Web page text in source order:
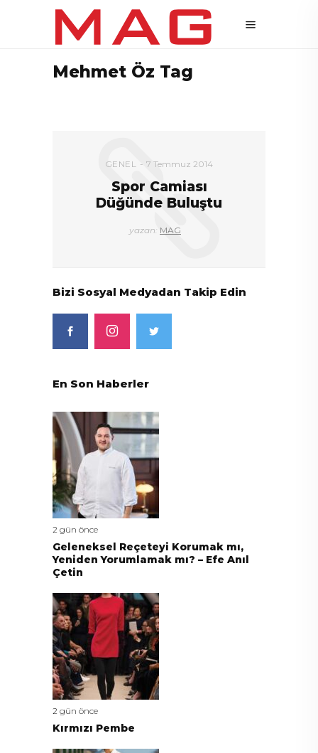
Mehmet Öz Tag
GENEL 7 Temmuz 2014
Spor Camiası
Düğünde Buluştu
yazan: MAG
Bizi Sosyal Medyadan Takip Edin
En Son Haberler
2 gün önce
Geleneksel Reçeteyi Korumak mı,
Yeniden Yorumlamak mı? – Efe Anıl
Çetin
2 gün önce
Kırmızı Pembe